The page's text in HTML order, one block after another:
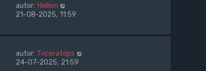
autor: Hellion
21-08-2025, 11:59
autor: Triceratops
24-07-2025, 21:59